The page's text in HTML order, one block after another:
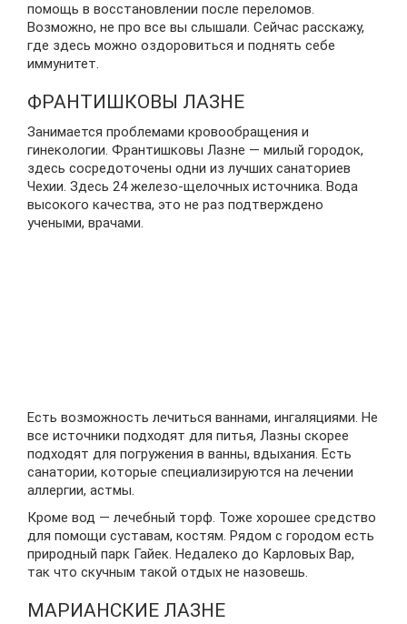
помощь в восстановлении после переломов.
Возможно, не про все вы слышали. Сейчас расскажу,
где здесь можно оздоровиться и поднять себе
иммунитет.
ФРАНТИШКОВЫ ЛАЗНЕ
Занимается проблемами кровообращения и
гинекологии. Франтишковы Лазне — милый городок,
здесь сосредоточены одни из лучших санаториев
Чехии. Здесь 24 железо-щелочных источника. Вода
высокого качества, это не раз подтверждено
учеными, врачами.
Есть возможность лечиться ваннами, ингаляциями. Не
все источники подходят для питья, Лазны скорее
подходят для погружения в ванны, вдыхания. Есть
санатории, которые специализируются на лечении
аллергии, астмы.
Кроме вод — лечебный торф. Тоже хорошее средство
для помощи суставам, костям. Рядом с городом есть
природный парк Гайек. Недалеко до Карловых Вар,
так что скучным такой отдых не назовешь.
МАРИАНСКИЕ ЛАЗНЕ